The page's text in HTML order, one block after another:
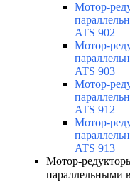
Мотор-
ATS 902
Мотор-
ATS 903
Мотор-
ATS 912
Мотор-
ATS 913
Мотор-
параллельными